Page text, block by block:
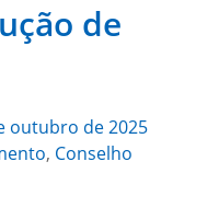
de
outubro de 2025
, Conselho